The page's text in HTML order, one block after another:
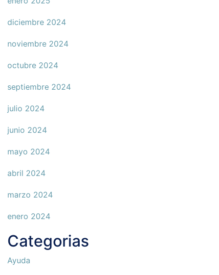
diciembre 2024
noviembre 2024
octubre 2024
septiembre 2024
julio 2024
junio 2024
mayo 2024
abril 2024
marzo 2024
enero 2024
Categorias
Ayuda